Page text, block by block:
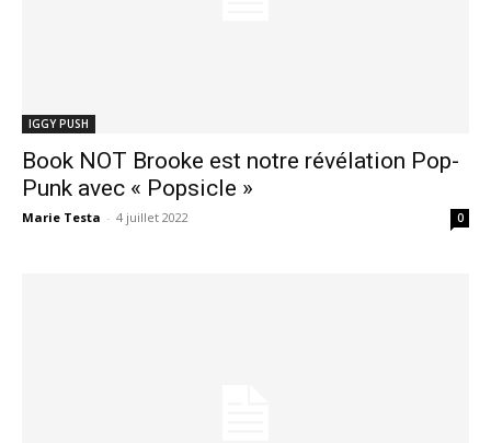
IGGY PUSH
Book NOT Brooke est notre révélation Pop-
Punk avec « Popsicle »
Marie Testa - 4 juillet 2022 0